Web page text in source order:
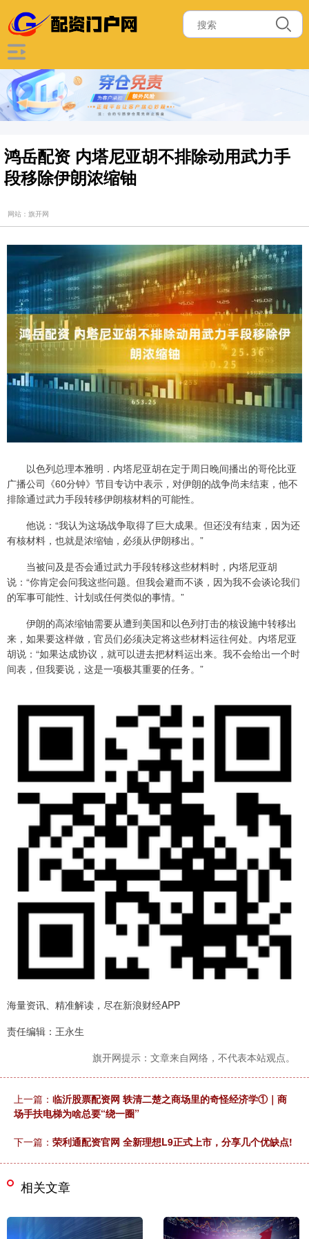
鸿岳配资 内塔尼亚胡不排除动用武力手
段移除伊朗浓缩铀
网站：旗开网
以色列总理本雅明．内塔尼亚胡在定于周日晚间播出的哥伦比亚
广播公司《60分钟》节目专访中表示，对伊朗的战争尚未结束，他不
排除通过武力手段转移伊朗核材料的可能性。
他说：“我认为这场战争取得了巨大成果。但还没有结束，因为还
有核材料，也就是浓缩铀，必须从伊朗移出。”
当被问及是否会通过武力手段转移这些材料时，内塔尼亚胡
说：“你肯定会问我这些问题。但我会避而不谈，因为我不会谈论我们
的军事可能性、计划或任何类似的事情。”
伊朗的高浓缩铀需要从遭到美国和以色列打击的核设施中转移出
来，如果要这样做，官员们必须决定将这些材料运往何处。内塔尼亚
胡说：“如果达成协议，就可以进去把材料运出来。我不会给出一个时
间表，但我要说，这是一项极其重要的任务。”
海量资讯、精准解读，尽在新浪财经APP
责任编辑：王永生
旗开网提示：文章来自网络，不代表本站观点。
上一篇： 临沂股票配资网 轶清二楚之商场里的奇怪经济学①｜商
场手扶电梯为啥总要“绕一圈”
下一篇： 荣利通配资官网 全新理想L9正式上市，分享几个优缺点!
相关文章